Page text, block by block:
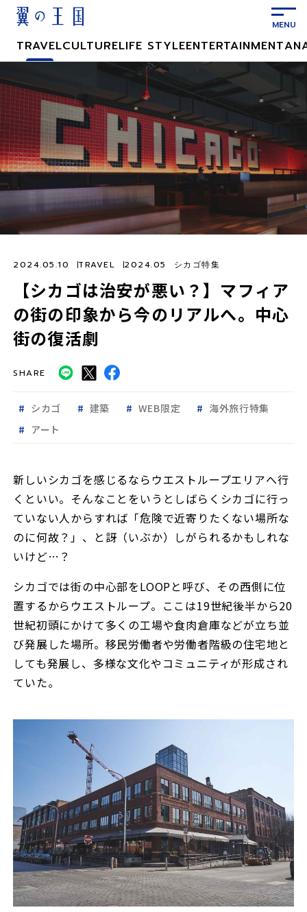
テ
ン
ツ
に
ス
キ
ッ
プ
TRAVELCULTURELIFE STYLEENTERTAINMENT
【シカゴは治安が悪い？】マフィア
の街の印象から今のリアルへ。中心
街の復活劇
2024.05.10 TRAVEL 2024.05 シカゴ特集
SHARE
シカゴ 建築 WEB限定
海外旅行特集
アート
新しいシカゴを感じるならウエストループエリアへ行
くといい。そんなことをいうとしばらくシカゴに行っ
ていない人からすれば「危険で近寄りたくない場所な
のに何故？」、と訝（いぶか）しがられるかもしれな
いけど…？
シカゴでは街の中心部をLOOPと呼び、その西側に位
置するからウエストループ。ここは19世紀後半から20
世紀初頭にかけて多くの工場や食肉倉庫などが立ち並
び発展した場所。移民労働者や労働者階級の住宅地と
しても発展し、多様な文化やコミュニティが形成され
ていた。